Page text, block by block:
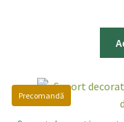
Precomandă